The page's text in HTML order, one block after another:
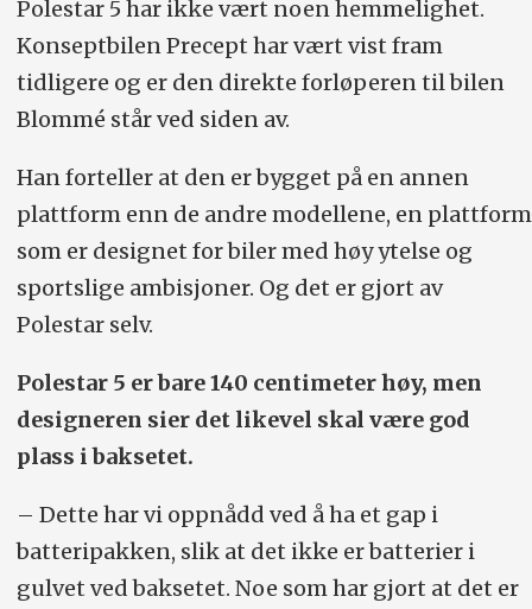
Polestar 5 har ikke vært noen hemmelighet.
Konseptbilen Precept har vært vist fram
tidligere og er den direkte forløperen til bilen
Blommé står ved siden av.
Han forteller at den er bygget på en annen
plattform enn de andre modellene, en plattform
som er designet for biler med høy ytelse og
sportslige ambisjoner. Og det er gjort av
Polestar selv.
Polestar 5 er bare 140 centimeter høy, men
designeren sier det likevel skal være god
plass i baksetet.
– Dette har vi oppnådd ved å ha et gap i
batteripakken, slik at det ikke er batterier i
gulvet ved baksetet. Noe som har gjort at det er